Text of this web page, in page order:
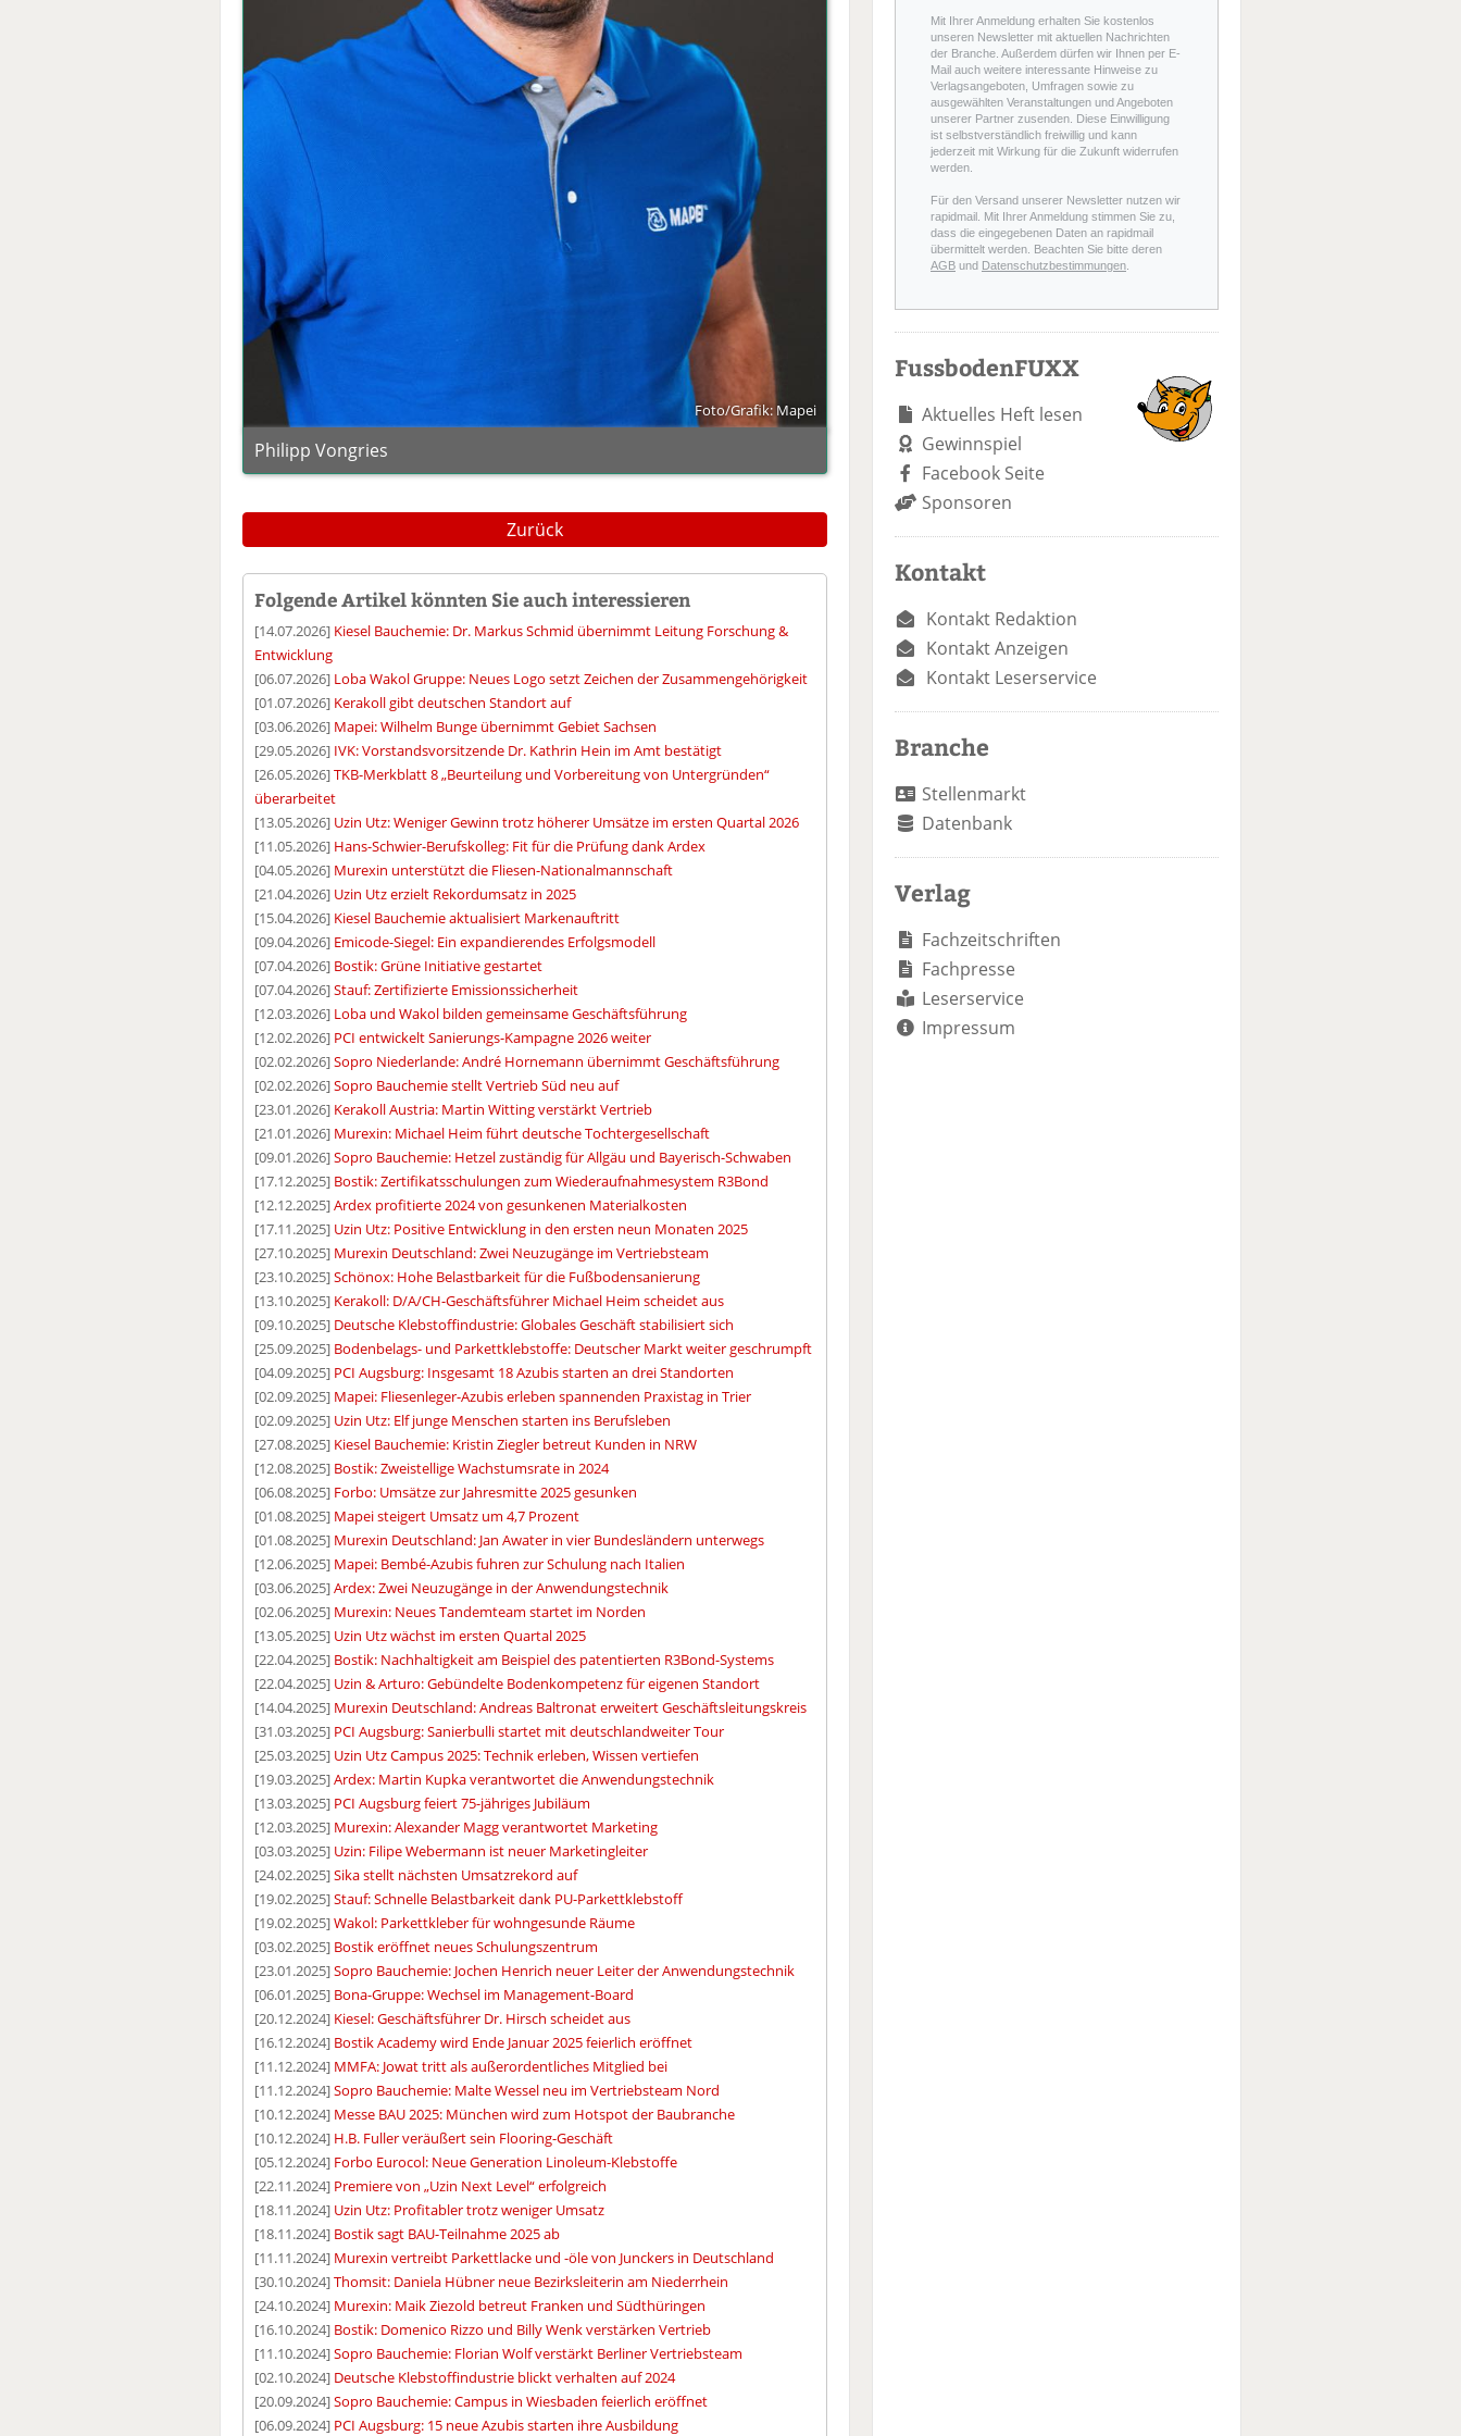
Foto/Grafik: Mapei
Philipp Vongries
Zurück
Folgende Artikel könnten Sie auch interessieren
[14.07.2026] Kiesel Bauchemie: Dr. Markus Schmid übernimmt Leitung Forschung &
Entwicklung
[06.07.2026] Loba Wakol Gruppe: Neues Logo setzt Zeichen der Zusammengehörigkeit
[01.07.2026] Kerakoll gibt deutschen Standort auf
[03.06.2026] Mapei: Wilhelm Bunge übernimmt Gebiet Sachsen
[29.05.2026] IVK: Vorstandsvorsitzende Dr. Kathrin Hein im Amt bestätigt
[26.05.2026]TKB-Merkblatt 8 „Beurteilung und Vorbereitung von Untergründen“
überarbeitet
[13.05.2026] Uzin Utz: Weniger Gewinn trotz höherer Umsätze im ersten Quartal 2026
[11.05.2026] Hans-Schwier-Berufskolleg: Fit für die Prüfung dank Ardex
[04.05.2026] Murexin unterstützt die Fliesen-Nationalmannschaft
[21.04.2026] Uzin Utz erzielt Rekordumsatz in 2025
[15.04.2026] Kiesel Bauchemie aktualisiert Markenauftritt
[09.04.2026] Emicode-Siegel: Ein expandierendes Erfolgsmodell
[07.04.2026] Bostik: Grüne Initiative gestartet
[07.04.2026]Stauf: Zertifizierte Emissionssicherheit
[12.03.2026] Loba und Wakol bilden gemeinsame Geschäftsführung
[12.02.2026] PCI entwickelt Sanierungs-Kampagne 2026 weiter
[02.02.2026]Sopro Niederlande: André Hornemann übernimmt Geschäftsführung
[02.02.2026]Sopro Bauchemie stellt Vertrieb Süd neu auf
[23.01.2026] Kerakoll Austria: Martin Witting verstärkt Vertrieb
[21.01.2026] Murexin: Michael Heim führt deutsche Tochtergesellschaft
[09.01.2026]Sopro Bauchemie: Hetzel zuständig für Allgäu und Bayerisch-Schwaben
[17.12.2025] Bostik: Zertifikatsschulungen zum Wiederaufnahmesystem R3Bond
[12.12.2025]Ardex profitierte 2024 von gesunkenen Materialkosten
[17.11.2025] Uzin Utz: Positive Entwicklung in den ersten neun Monaten 2025
[27.10.2025] Murexin Deutschland: Zwei Neuzugänge im Vertriebsteam
[23.10.2025]Schönox: Hohe Belastbarkeit für die Fußbodensanierung
[13.10.2025] Kerakoll: D/A/CH-Geschäftsführer Michael Heim scheidet aus
[09.10.2025] Deutsche Klebstoffindustrie: Globales Geschäft stabilisiert sich
[25.09.2025] Bodenbelags- und Parkettklebstoffe: Deutscher Markt weiter geschrumpft
[04.09.2025] PCI Augsburg: Insgesamt 18 Azubis starten an drei Standorten
[02.09.2025] Mapei: Fliesenleger-Azubis erleben spannenden Praxistag in Trier
[02.09.2025] Uzin Utz: Elf junge Menschen starten ins Berufsleben
[27.08.2025] Kiesel Bauchemie: Kristin Ziegler betreut Kunden in NRW
[12.08.2025] Bostik: Zweistellige Wachstumsrate in 2024
[06.08.2025] Forbo: Umsätze zur Jahresmitte 2025 gesunken
[01.08.2025] Mapei steigert Umsatz um 4,7 Prozent
[01.08.2025] Murexin Deutschland: Jan Awater in vier Bundesländern unterwegs
[12.06.2025] Mapei: Bembé-Azubis fuhren zur Schulung nach Italien
[03.06.2025]Ardex: Zwei Neuzugänge in der Anwendungstechnik
[02.06.2025] Murexin: Neues Tandemteam startet im Norden
[13.05.2025] Uzin Utz wächst im ersten Quartal 2025
[22.04.2025] Bostik: Nachhaltigkeit am Beispiel des patentierten R3Bond-Systems
[22.04.2025] Uzin & Arturo: Gebündelte Bodenkompetenz für eigenen Standort
[14.04.2025] Murexin Deutschland: Andreas Baltronat erweitert Geschäftsleitungskreis
[31.03.2025] PCI Augsburg: Sanierbulli startet mit deutschlandweiter Tour
[25.03.2025] Uzin Utz Campus 2025: Technik erleben, Wissen vertiefen
[19.03.2025]Ardex: Martin Kupka verantwortet die Anwendungstechnik
[13.03.2025] PCI Augsburg feiert 75-jähriges Jubiläum
[12.03.2025] Murexin: Alexander Magg verantwortet Marketing
[03.03.2025] Uzin: Filipe Webermann ist neuer Marketingleiter
[24.02.2025]Sika stellt nächsten Umsatzrekord auf
[19.02.2025]Stauf: Schnelle Belastbarkeit dank PU-Parkettklebstoff
[19.02.2025]Wakol: Parkettkleber für wohngesunde Räume
[03.02.2025] Bostik eröffnet neues Schulungszentrum
[23.01.2025]Sopro Bauchemie: Jochen Henrich neuer Leiter der Anwendungstechnik
[06.01.2025] Bona-Gruppe: Wechsel im Management-Board
[20.12.2024] Kiesel: Geschäftsführer Dr. Hirsch scheidet aus
[16.12.2024] Bostik Academy wird Ende Januar 2025 feierlich eröffnet
[11.12.2024] MMFA: Jowat tritt als außerordentliches Mitglied bei
[11.12.2024]Sopro Bauchemie: Malte Wessel neu im Vertriebsteam Nord
[10.12.2024] Messe BAU 2025: München wird zum Hotspot der Baubranche
[10.12.2024] H.B. Fuller veräußert sein Flooring-Geschäft
[05.12.2024] Forbo Eurocol: Neue Generation Linoleum-Klebstoffe
[22.11.2024] Premiere von „Uzin Next Level“ erfolgreich
[18.11.2024] Uzin Utz: Profitabler trotz weniger Umsatz
[18.11.2024] Bostik sagt BAU-Teilnahme 2025 ab
[11.11.2024] Murexin vertreibt Parkettlacke und -öle von Junckers in Deutschland
[30.10.2024]Thomsit: Daniela Hübner neue Bezirksleiterin am Niederrhein
[24.10.2024] Murexin: Maik Ziezold betreut Franken und Südthüringen
[16.10.2024] Bostik: Domenico Rizzo und Billy Wenk verstärken Vertrieb
[11.10.2024]Sopro Bauchemie: Florian Wolf verstärkt Berliner Vertriebsteam
[02.10.2024] Deutsche Klebstoffindustrie blickt verhalten auf 2024
[20.09.2024]Sopro Bauchemie: Campus in Wiesbaden feierlich eröffnet
[06.09.2024] PCI Augsburg: 15 neue Azubis starten ihre Ausbildung
Mit Ihrer Anmeldung erhalten Sie kostenlos
unseren Newsletter mit aktuellen Nachrichten
der Branche. Außerdem dürfen wir Ihnen per E-
Mail auch weitere interessante Hinweise zu
Verlagsangeboten, Umfragen sowie zu
ausgewählten Veranstaltungen und Angeboten
unserer Partner zusenden. Diese Einwilligung
ist selbstverständlich freiwillig und kann
jederzeit mit Wirkung für die Zukunft widerrufen
werden.
Für den Versand unserer Newsletter nutzen wir
rapidmail. Mit Ihrer Anmeldung stimmen Sie zu,
dass die eingegebenen Daten an rapidmail
übermittelt werden. Beachten Sie bitte deren
AGB und Datenschutzbestimmungen.
FussbodenFUXX
Aktuelles Heft lesen
Gewinnspiel
Facebook Seite
Sponsoren
Kontakt
Kontakt Redaktion
Kontakt Anzeigen
Kontakt Leserservice
Branche
Stellenmarkt
Datenbank
Verlag
Fachzeitschriften
Fachpresse
Leserservice
Impressum